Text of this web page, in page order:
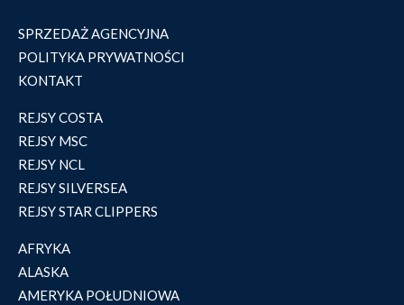
SPRZEDAŻ AGENCYJNA
POLITYKA PRYWATNOŚCI
KONTAKT
REJSY COSTA
REJSY MSC
REJSY NCL
REJSY SILVERSEA
REJSY STAR CLIPPERS
AFRYKA
ALASKA
AMERYKA POŁUDNIOWA